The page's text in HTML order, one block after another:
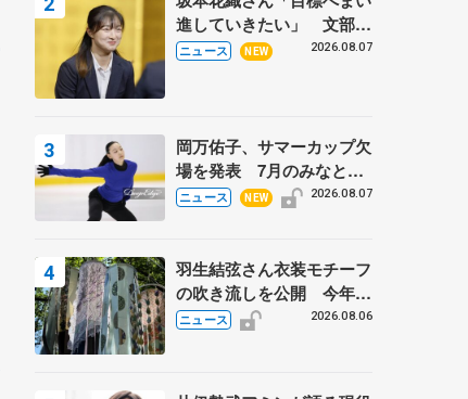
進していきたい」 文部科
学省スポーツ表彰式で代表
ニュース NEW 2026.08.07
岡万佑子、サマーカップ欠
場を発表 7月のみなとア
クルス杯は腰痛の影響で
ニュース NEW 2026.08.07
羽生結弦さん衣装モチーフ
の吹き流しを公開 今年は
「春よ、来い」、仙台の瑞
ニュース 2026.08.06